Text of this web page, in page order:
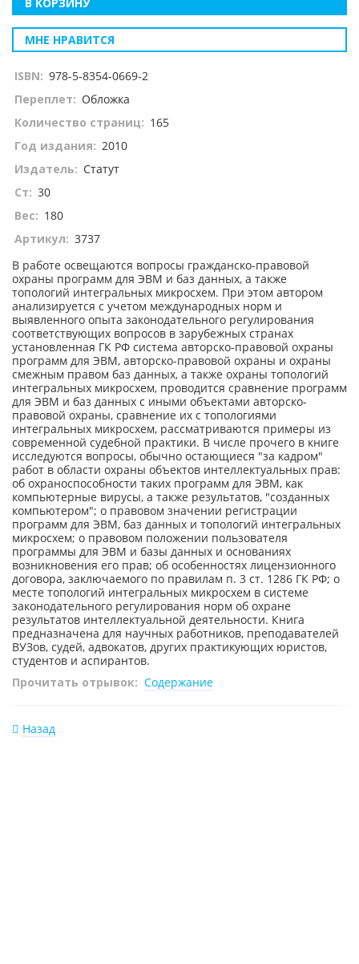
МНЕ НРАВИТСЯ
ISBN: 978-5-8354-0669-2
Переплет: Обложка
Количество страниц: 165
Год издания: 2010
Издатель: Статут
Ст: 30
Вес: 180
Артикул: 3737
В работе освещаются вопросы гражданско-правовой
охраны программ для ЭВМ и баз данных, а также
топологий интегральных микросхем. При этом автором
анализируется с учетом международных норм и
выявленного опыта законодательного регулирования
соответствующих вопросов в зарубежных странах
установленная ГК РФ система авторско-правовой охраны
программ для ЭВМ, авторско-правовой охраны и охраны
смежным правом баз данных, а также охраны топологий
интегральных микросхем, проводится сравнение программ
для ЭВМ и баз данных с иными объектами авторско-
правовой охраны, сравнение их с топологиями
интегральных микросхем, рассматриваются примеры из
современной судебной практики. В числе прочего в книге
исследуются вопросы, обычно остающиеся "за кадром"
работ в области охраны объектов интеллектуальных прав:
об охраноспособности таких программ для ЭВМ, как
компьютерные вирусы, а также результатов, "созданных
компьютером"; о правовом значении регистрации
программ для ЭВМ, баз данных и топологий интегральных
микросхем; о правовом положении пользователя
программы для ЭВМ и базы данных и основаниях
возникновения его прав; об особенностях лицензионного
договора, заключаемого по правилам п. 3 ст. 1286 ГК РФ; о
месте топологий интегральных микросхем в системе
законодательного регулирования норм об охране
результатов интеллектуальной деятельности. Книга
предназначена для научных работников, преподавателей
ВУЗов, судей, адвокатов, других практикующих юристов,
студентов и аспирантов.
Прочитать отрывок: Содержание
Назад